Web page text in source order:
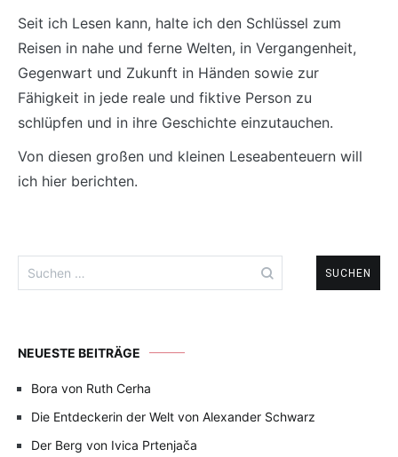
Seit ich Lesen kann, halte ich den Schlüssel zum
Reisen in nahe und ferne Welten, in Vergangenheit,
Gegenwart und Zukunft in Händen sowie zur
Fähigkeit in jede reale und fiktive Person zu
schlüpfen und in ihre Geschichte einzutauchen.
Von diesen großen und kleinen Leseabenteuern will
ich hier berichten.
nach:
NEUESTE BEITRÄGE
Bora von Ruth Cerha
Die Entdeckerin der Welt von Alexander Schwarz
Der Berg von Ivica Prtenjača